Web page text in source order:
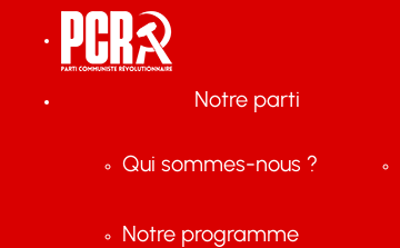
Notre parti
Qui sommes-nous ?
Notre programme